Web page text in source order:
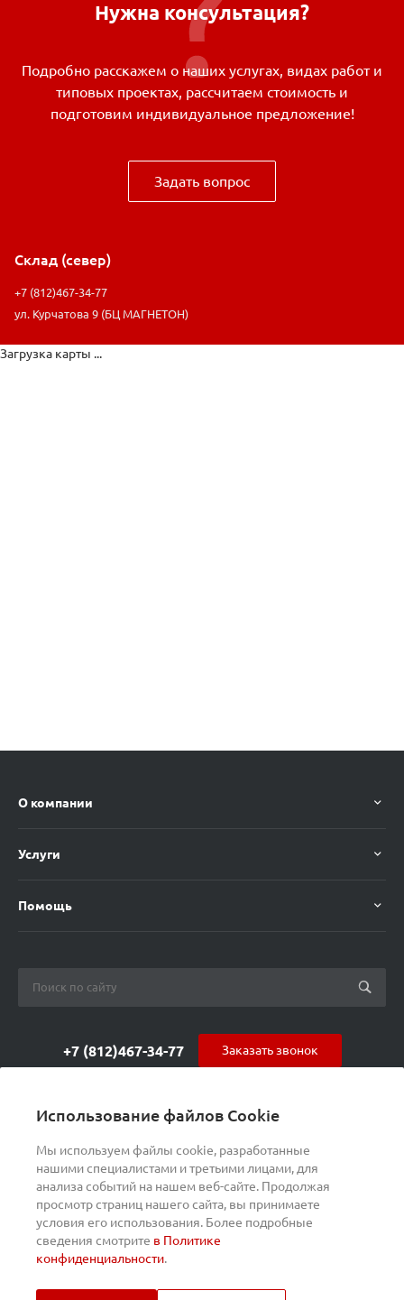
Использование файлов Cookie
Мы используем файлы cookie, разработанные
нашими специалистами и третьими лицами, для
анализа событий на нашем веб-сайте. Продолжая
просмотр страниц нашего сайта, вы принимаете
условия его использования. Более подробные
сведения смотрите в Политике
конфиденциальности.
Нужна консультация?
Подробно расскажем о наших услугах, видах работ и
типовых проектах, рассчитаем стоимость и
подготовим индивидуальное предложение!
Задать вопрос
Склад (север)
+7 (812)467-34-77
ул. Курчатова 9 (БЦ МАГНЕТОН)
Загрузка карты ...
О компании
Услуги
Помощь
+7 (812)467-34-77
ул. Курчатова 9 (БЦ МАГНЕТОН)
Заказать звонок